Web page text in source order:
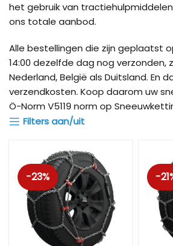
het gebruik van
ons totale aanbod.
Alle bestellingen die zijn geplaatst
14:00 dezelfde dag nog verzonden,
Nederland, België als Duitsland. En
verzendkosten. Koop daarom uw
Ö-Norm V5119 norm op
Filters aan/uit
-23% -